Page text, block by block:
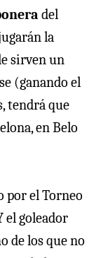
del
la
sirven un
(ganando el
tendrá que
en Belo
por el Torneo
el goleador
de los que no